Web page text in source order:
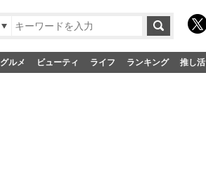
グルメ ビューティ ライフ ランキング 推し活